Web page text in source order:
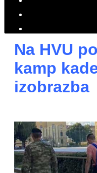
pripremiti
život i
Na HVU
kamp
izobrazba